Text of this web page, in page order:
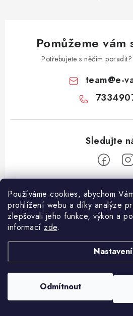
Používáme cookies, abychom
prohlížení webu a díky analýze
zlepšovali jeho funkce, výkon a
informací zde.
Nastavení
Odmítnout
Pomůžeme vám
Potřebujete s něčím poradit?
team@e-
Facebook
Jak reklamovat či vrátit zboží
cookies